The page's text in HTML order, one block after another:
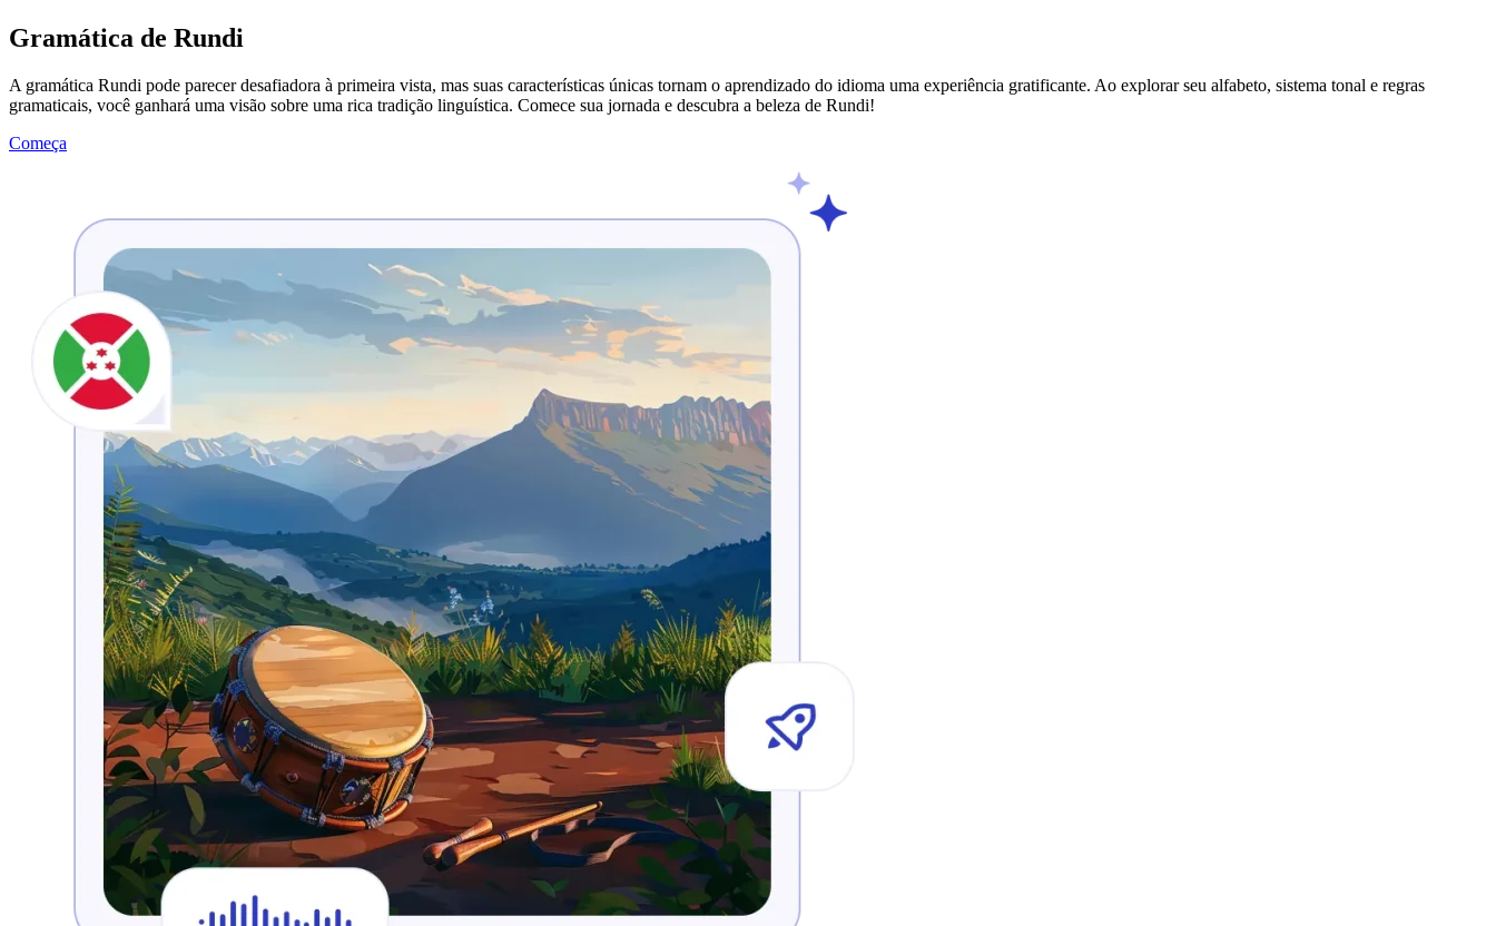
Gramática de Rundi
A gramática Rundi pode parecer desafiadora à primeira vista, mas suas características únicas tornam o aprendizado do idioma uma experiência gratificante. Ao explorar seu alfabeto, sistema tonal e regras
gramaticais, você ganhará uma visão sobre uma rica tradição linguística. Comece sua jornada e descubra a beleza de Rundi!
Começa